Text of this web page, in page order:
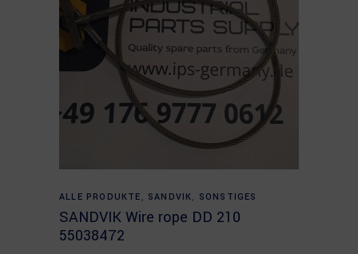
Read more
ALLE PRODUKTE , SANDVIK, SONSTIGES
SANDVIK Wire rope DD 210
55038472